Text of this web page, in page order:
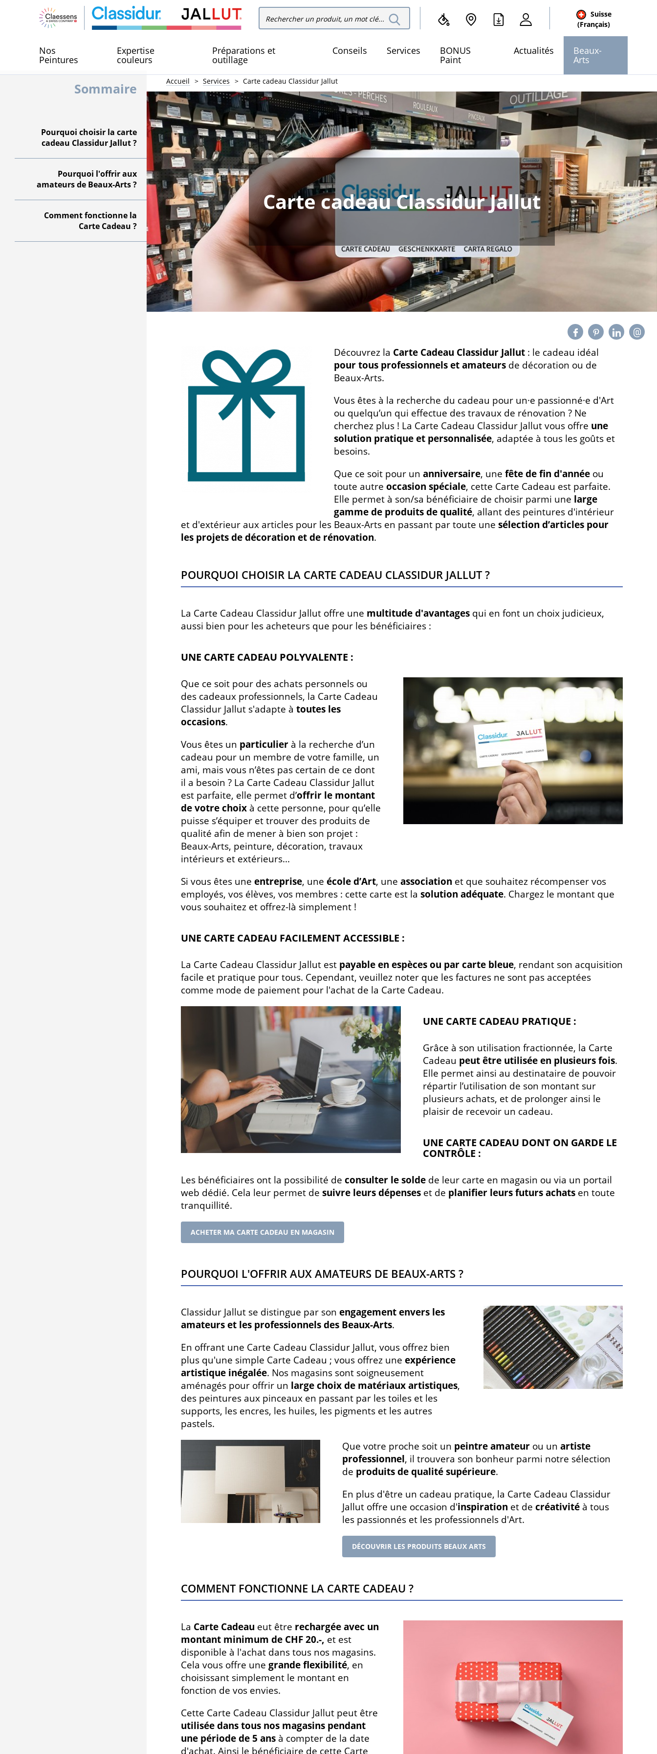
Rechercher dans le site
Rechercher
dans le site
Suisse
(Français)
Nos
Peintures
Expertise
couleurs
Préparations et
outillage
Conseils Services BONUS
Paint
Actualités Beaux-
Arts
Sommaire
Pourquoi choisir la carte
cadeau Classidur Jallut ?
Pourquoi l'offrir aux
amateurs de Beaux-Arts ?
Comment fonctionne la
Carte Cadeau ?
Accueil Services Carte cadeau Classidur Jallut
Carte cadeau Classidur Jallut
Découvrez la Carte Cadeau Classidur Jallut : le cadeau idéal
pour tous professionnels et amateurs de décoration ou de
Beaux-Arts.
Vous êtes à la recherche du cadeau pour un·e passionné·e d'Art
ou quelqu’un qui effectue des travaux de rénovation ? Ne
cherchez plus ! La Carte Cadeau Classidur Jallut vous offre une
solution pratique et personnalisée, adaptée à tous les goûts et
besoins.
Que ce soit pour unanniversaire, unefête de fin d'année ou
toute autreoccasion spéciale, cette Carte Cadeau est parfaite.
Elle permet à son/sa bénéficiaire de choisir parmi une large
gamme de produits de qualité, allant des peintures d'intérieur
et d'extérieur aux articles pour les Beaux-Arts en passant par toute une sélection d’articles pour
les projets de décoration et de rénovation.
Pourquoi choisir la carte cadeau Classidur Jallut ?
La Carte Cadeau Classidur Jallut offre une multitude d'avantages qui en font un choix judicieux,
aussi bien pour les acheteurs que pour les bénéficiaires :
UNE CARTE CADEAU POLYVALENTE :
Que ce soit pour des achats personnels ou
des cadeaux professionnels, la Carte Cadeau
Classidur Jallut s'adapte à toutes les
occasions.
Vous êtes un particulier à la recherche d’un
cadeau pour un membre de votre famille, un
ami, mais vous n’êtes pas certain de ce dont
il a besoin ? La Carte Cadeau Classidur Jallut
est parfaite, elle permet d’offrir le montant
de votre choix à cette personne, pour qu’elle
puisse s’équiper et trouver des produits de
qualité afin de mener à bien son projet :
Beaux-Arts, peinture, décoration, travaux
intérieurs et extérieurs...
Si vous êtes une entreprise, une école d’Art, une association et que souhaitez récompenser vos
employés, vos élèves, vos membres : cette carte est la solution adéquate. Chargez le montant que
vous souhaitez et offrez-là simplement !
UNE CARTE CADEAU FACILEMENT ACCESSIBLE :
La Carte Cadeau Classidur Jallut est payable en espèces ou par carte bleue, rendant son acquisition
facile et pratique pour tous. Cependant, veuillez noter que les factures ne sont pas acceptées
comme mode de paiement pour l'achat de la Carte Cadeau.
UNE CARTE CADEAU PRATIQUE :
Grâce à son utilisation fractionnée, la Carte
Cadeau peut être utilisée en plusieurs fois.
Elle permet ainsi au destinataire de pouvoir
répartir l’utilisation de son montant sur
plusieurs achats, et de prolonger ainsi le
plaisir de recevoir un cadeau.
UNE CARTE CADEAU DONT ON GARDE LE
CONTRÔLE :
Les bénéficiaires ont la possibilité de consulter le solde de leur carte en magasin ou via un portail
web dédié. Cela leur permet de suivre leurs dépenses et de planifier leurs futurs achats en toute
tranquillité.
ACHETER MA CARTE CADEAU EN MAGASIN
Pourquoi l'offrir aux amateurs de Beaux-Arts ?
Classidur Jallut se distingue par son engagement envers les
amateurs et les professionnels des Beaux-Arts.
En offrant une Carte Cadeau Classidur Jallut, vous offrez bien
plus qu'une simple Carte Cadeau ; vous offrez une expérience
artistique inégalée. Nos magasins sont soigneusement
aménagés pour offrir un large choix de matériaux artistiques,
des peintures aux pinceaux en passant par les toiles et les
supports, les encres, les huiles, les pigments et les autres
pastels.
Que votre proche soit un peintre amateur ou unartiste
professionnel, il trouvera son bonheur parmi notre sélection
de produits de qualité supérieure.
En plus d'être un cadeau pratique, la Carte Cadeau Classidur
Jallut offre une occasion d'inspiration et decréativité à tous
les passionnés et les professionnels d'Art.
DÉCOUVRIR LES PRODUITS BEAUX ARTS
Comment fonctionne la Carte Cadeau ?
La Carte Cadeau eut être rechargée avec un
montant minimum de CHF 20.-, et est
disponible à l'achat dans tous nos magasins.
Cela vous offre une grande flexibilité, en
choisissant simplement le montant en
fonction de vos envies.
Cette Carte Cadeau Classidur Jallut peut être
utilisée dans tous nos magasins pendant
une période de 5 ans à compter de la date
d'achat. Ainsi le bénéficiaire de cette Carte